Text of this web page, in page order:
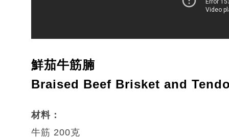
鮮茄牛筋腩
Braised Beef Brisket and
材料：
牛筋 200克